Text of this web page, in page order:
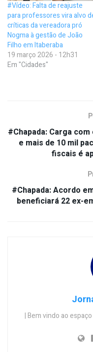
#Vídeo: Falta de reajuste
para professores vira alvo
críticas da vereadora pró
Nogma à gestão de João
Filho em Itaberaba
19 março 2026 - 12h31
Em "Cidades"
#Chapada: Carga
e mais de 10 mil
fiscais é
#Chapada: Acordo
beneficiará 22 ex-
| Bem vindo ao